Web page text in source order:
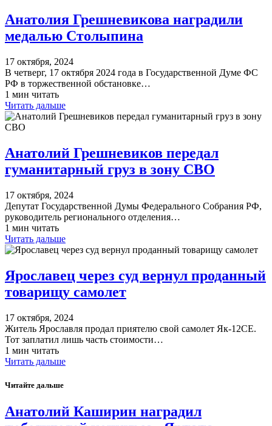
Анатолия Грешневикова наградили
медалью Столыпина
17 октября, 2024
В четверг, 17 октября 2024 года в Государственной Думе ФС
РФ в торжественной обстановке…
1 мин читать
Читать дальше
Анатолий Грешневиков передал
гуманитарный груз в зону СВО
17 октября, 2024
Депутат Государственной Думы Федерального Собрания РФ,
руководитель регионального отделения…
1 мин читать
Читать дальше
Ярославец через суд вернул проданный
товарищу самолет
17 октября, 2024
Житель Ярославля продал приятелю свой самолет Як-12СЕ.
Тот заплатил лишь часть стоимости…
1 мин читать
Читать дальше
Читайте дальше
Анатолий Каширин наградил